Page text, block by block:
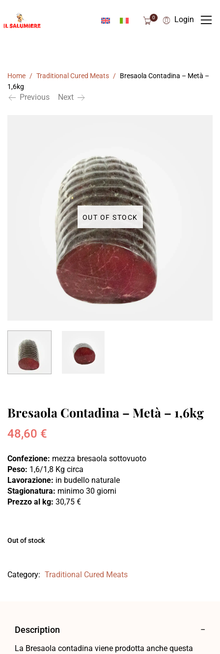
0 Login
Home / Traditional Cured Meats / Bresaola Contadina – Metà –
1,6kg
Previous Next
OUT OF STOCK
Bresaola Contadina – Metà – 1,6kg
48,60 €
Confezione: mezza bresaola sottovuoto
Peso: 1,6/1,8 Kg circa
Lavorazione: in budello naturale
Stagionatura: minimo 30 giorni
Prezzo al kg: 30,75 €
Out of stock
Category: Traditional Cured Meats
Description
La Bresaola contadina viene prodotta anche questa